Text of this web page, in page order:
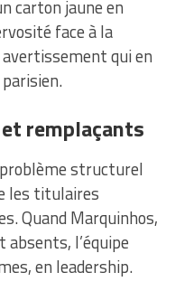
carton jaune en
face à la
qui en
remplaçants
structurel
les titulaires
Quand Marquinhos,
absents, l’équipe
en leadership.